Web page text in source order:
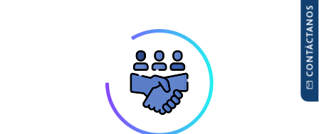
CONTÁCTANOS